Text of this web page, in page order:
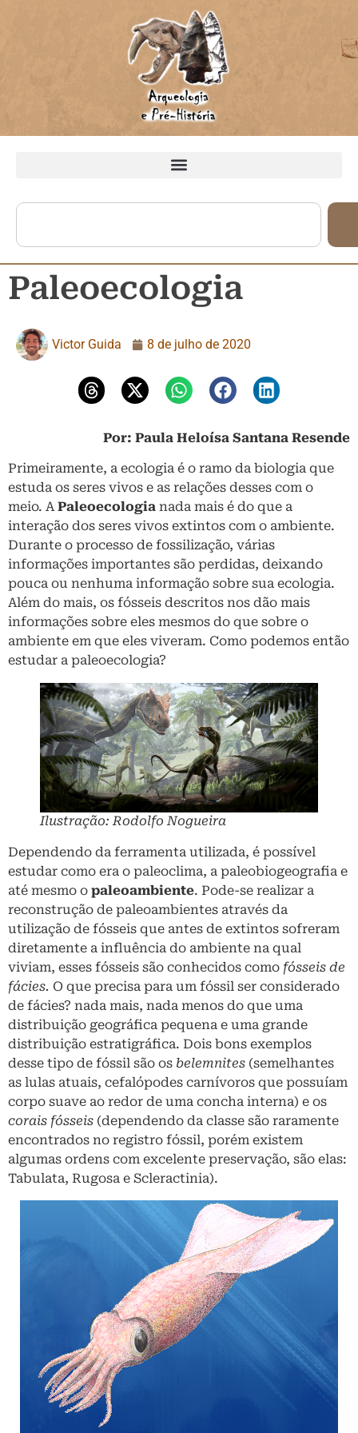
Paleoecologia
Victor Guida 8 de julho de 2020
Por: Paula Heloísa Santana Resende
Primeiramente, a ecologia é o ramo da biologia que
estuda os seres vivos e as relações desses com o
meio. APaleoecologia nada mais é do que a
interação dos seres vivos extintos com o ambiente.
Durante o processo de fossilização, várias
informações importantes são perdidas, deixando
pouca ou nenhuma informação sobre sua ecologia.
Além do mais, os fósseis descritos nos dão mais
informações sobre eles mesmos do que sobre o
ambiente em que eles viveram. Como podemos então
estudar a paleoecologia?
Ilustração: Rodolfo Nogueira
Dependendo da ferramenta utilizada, é possível
estudar como era o paleoclima, a paleobiogeografia e
até mesmo o paleoambiente. Pode-se realizar a
reconstrução de paleoambientes através da
utilização de fósseis que antes de extintos sofreram
diretamente a influência do ambiente na qual
viviam, esses fósseis são conhecidos como fósseis de
fácies. O que precisa para um fóssil ser considerado
de fácies? nada mais, nada menos do que uma
distribuição geográfica pequena e uma grande
distribuição estratigráfica. Dois bons exemplos
desse tipo de fóssil são os belemnites (semelhantes
as lulas atuais, cefalópodes carnívoros que possuíam
corpo suave ao redor de uma concha interna) e os
corais fósseis (dependendo da classe são raramente
encontrados no registro fóssil, porém existem
algumas ordens com excelente preservação, são elas:
Tabulata, Rugosa e Scleractinia).